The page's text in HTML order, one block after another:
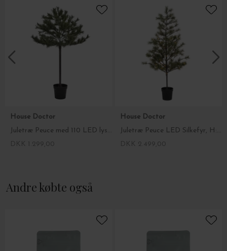
House Doctor
Juletræ Peuce med 110 LED lys, H:150
House Doctor
Juletræ Peuce LED Silkefyr, H:180 - Hent selv
Andre købte også